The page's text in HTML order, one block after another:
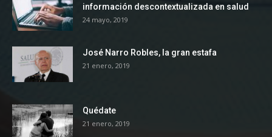
información descontextualizada en salud
24 mayo, 2019
José Narro Robles, la gran estafa
21 enero, 2019
Quédate
21 enero, 2019